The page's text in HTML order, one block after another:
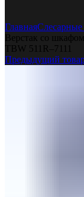
ГлавнаяСлесарные
Верстак со
TBW 511R–7111
Предыдущий